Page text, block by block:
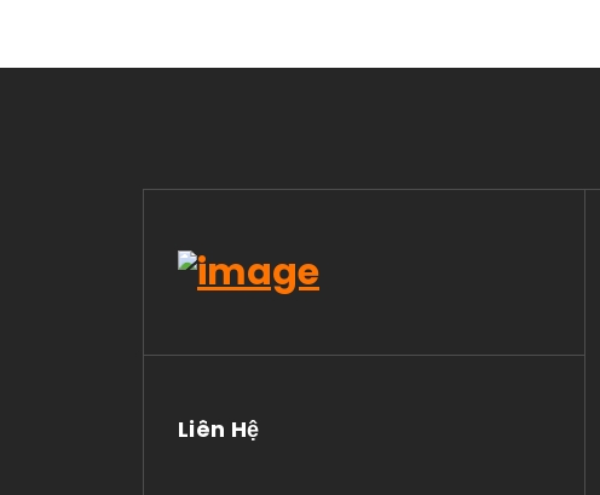
Liên Hệ